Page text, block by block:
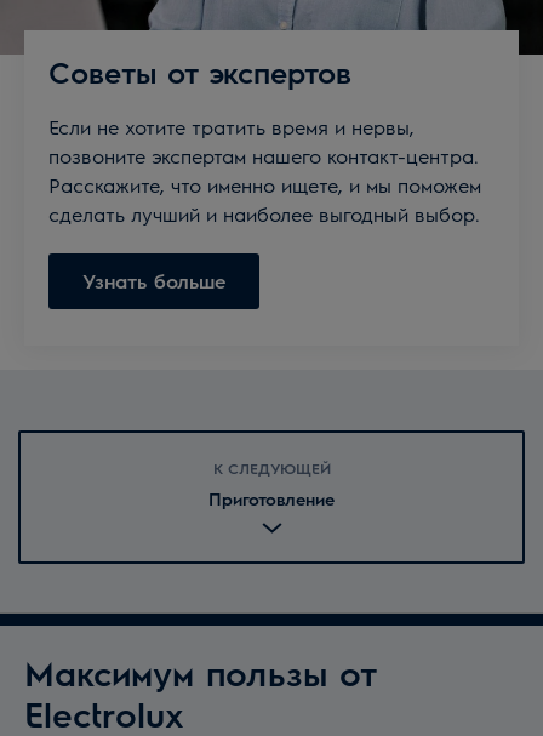
Советы от экспертов
Если не хотите тратить время и нервы,
позвоните экспертам нашего контакт-центра.
Расскажите, что именно ищете, и мы поможем
сделать лучший и наиболее выгодный выбор.
Узнать больше
К СЛЕДУЮЩЕЙ
Приготовление
Максимум пользы от
Electrolux